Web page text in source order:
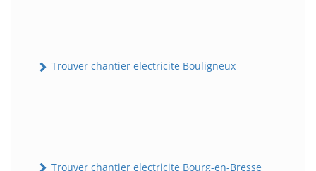
Trouver chantier electricite Bouligneux
Trouver chantier electricite Bourg-en-Bresse